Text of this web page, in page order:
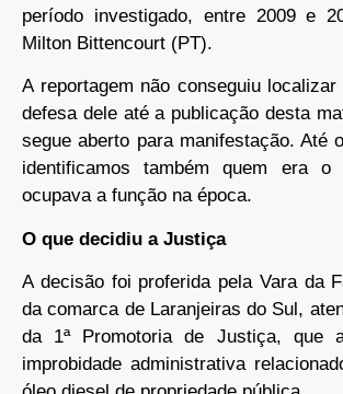
período investigado, entre 2009 e
Milton Bittencourt (PT).
A reportagem não conseguiu
defesa dele até a publicação desta
segue aberto para manifestação. Até
identificamos também quem era o
ocupava a função na época.
O que decidiu a Justiça
A decisão foi proferida pela Vara da
da comarca de Laranjeiras do Sul,
da 1ª Promotoria de Justiça, que
improbidade administrativa